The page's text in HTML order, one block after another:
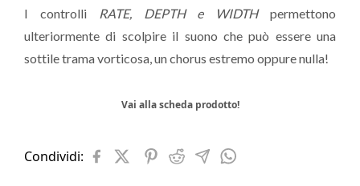
I controlli RATE, DEPTH e WIDTHpermettono
ulteriormente di scolpire il suono che può essere una
sottile trama vorticosa, un chorus estremo oppure nulla!
Vai alla scheda prodotto!
Condividi: